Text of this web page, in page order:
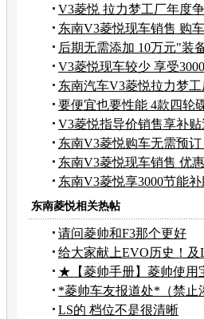
V3菱悦 拉力梦工厂年度
决
东南V3菱悦现车销售 购
贴
后期无需添加 10万元"装
推荐
V3菱悦现车较少 享受
补贴
东南汽车V3菱悦拉力梦
选报道
要便宜也要性能 4款四轮
推荐
V3菱悦指导价销售享补
充足
东南V3菱悦购车无需预
3000元
东南V3菱悦现车销售 优
潢
东南V3菱悦享3000节能
供应
东南菱悦相关热帖
请问菱帅和F3那个更好
给大家献上EVO历史！及
料/历史！
★【菱帅手册】菱帅使用
格参考★
*菱帅车友报道处*（禁止
LS的 档位不是很清晰